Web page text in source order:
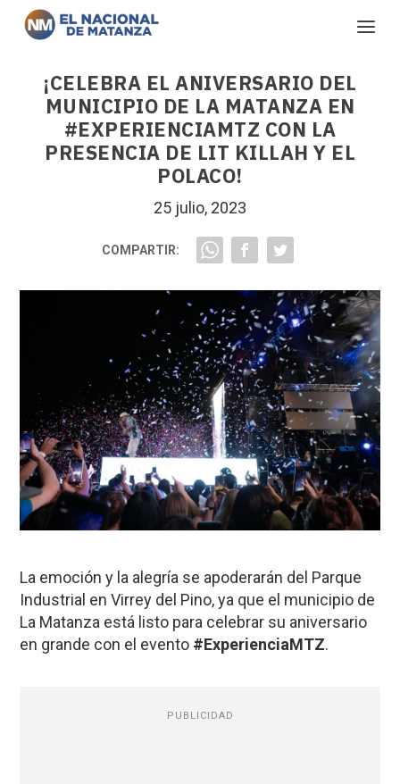
¡CELEBRA EL ANIVERSARIO DEL
MUNICIPIO DE LA MATANZA EN
#EXPERIENCIAMTZ CON LA
PRESENCIA DE LIT KILLAH Y EL
POLACO!
25 julio, 2023
COMPARTIR:
La emoción y la alegría se apoderarán del Parque
Industrial en Virrey del Pino, ya que el municipio de
La Matanza está listo para celebrar su aniversario
en grande con el evento #ExperienciaMTZ.
PUBLICIDAD